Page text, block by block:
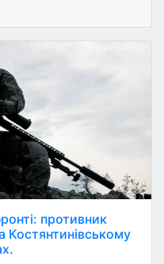
противник
Костянтинівському